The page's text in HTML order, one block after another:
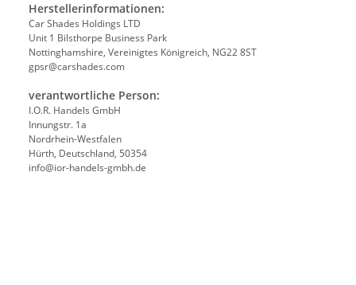
Herstellerinformationen:
Car Shades Holdings LTD
Unit 1 Bilsthorpe Business Park
Nottinghamshire, Vereinigtes Königreich, NG22 8ST
gpsr@carshades.com
verantwortliche Person:
I.O.R. Handels GmbH
Innungstr. 1a
Nordrhein-Westfalen
Hürth, Deutschland, 50354
info@ior-handels-gmbh.de